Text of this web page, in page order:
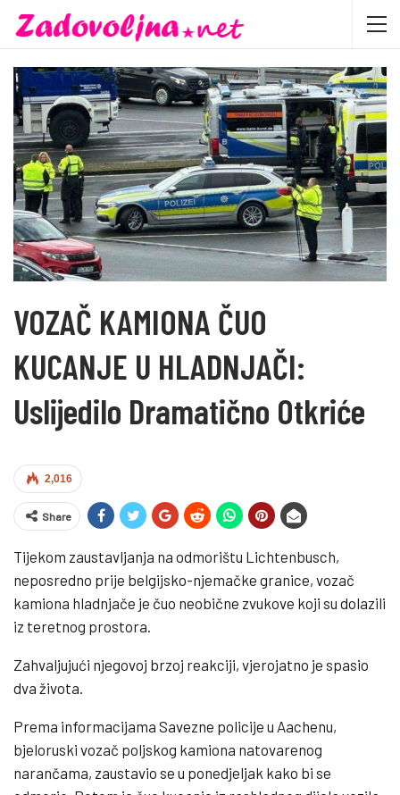
VOZAČ KAMIONA ČUO
KUCANJE U HLADNJAČI:
Uslijedilo Dramatično Otkriće
2,016
Share
Tijekom zaustavljanja na odmorištu Lichtenbusch,
neposredno prije belgijsko-njemačke granice, vozač
kamiona hladnjače je čuo neobične zvukove koji su dolazili
iz teretnog prostora.
Zahvaljujući njegovoj brzoj reakciji, vjerojatno je spasio
dva života.
Prema informacijama Savezne policije u Aachenu,
bjeloruski vozač poljskog kamiona natovarenog
narančama, zaustavio se u ponedjeljak kako bi se